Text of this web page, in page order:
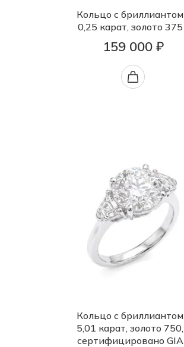
Кольцо с бриллиантом
0,25 карат, золото 375
159 000 ₽
Кольцо с бриллиантом
5,01 карат, золото 750,
сертифицировано GIA